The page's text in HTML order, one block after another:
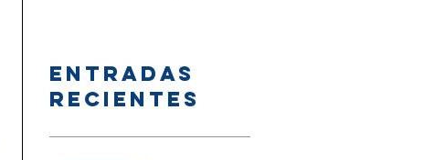
Entradas
recientes